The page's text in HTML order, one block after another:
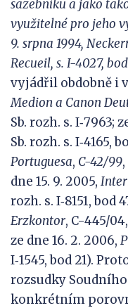
sazebníku a jako
využitelné pro jeho
9. srpna 1994,
Recueil, s. I-4027,
vyjádřil obdobně i v
Medion a Canon
Sb. rozh. s. I‑7963;
Sb. rozh. s. I‑4165,
Portuguesa, C-42/99
dne 15. 9. 2005,
rozh. s. I‑8151, bod
Erzkontor, C-445/
ze dne 16. 2. 2006,
I‑1545, bod 21).
rozsudky
konkrétním